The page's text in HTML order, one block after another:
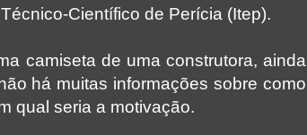
Científico de Perícia (Itep).
camiseta de uma construtora, ainda
há muitas informações sobre como
qual seria a motivação.